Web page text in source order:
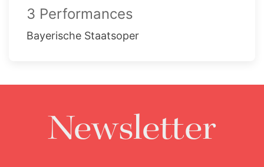
3 Performances
Bayerische Staatsoper
Newsletter